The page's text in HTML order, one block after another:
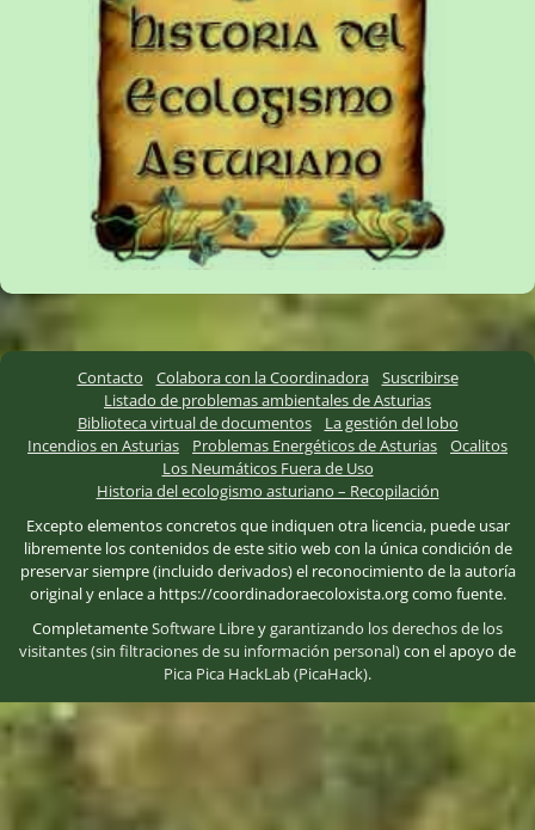
Contacto Colabora con la Coordinadora
Suscribirse
Listado de problemas ambientales de Asturias
Biblioteca virtual de documentos
La gestión del lobo
Incendios en Asturias
Problemas Energéticos de Asturias
Ocalitos
Los Neumáticos Fuera de Uso
Historia del ecologismo asturiano – Recopilación
Excepto elementos concretos que indiquen otra licencia, puede usar
libremente los contenidos de este sitio web con la única condición de
preservar siempre (incluido derivados) el reconocimiento de la autoría
original y enlace a https://coordinadoraecoloxista.org como fuente.
CompletamenteSoftware Libreygarantizando los derechos de los
visitantes (sin filtraciones de su información personal)con el apoyo de
Pica Pica HackLab (PicaHack).